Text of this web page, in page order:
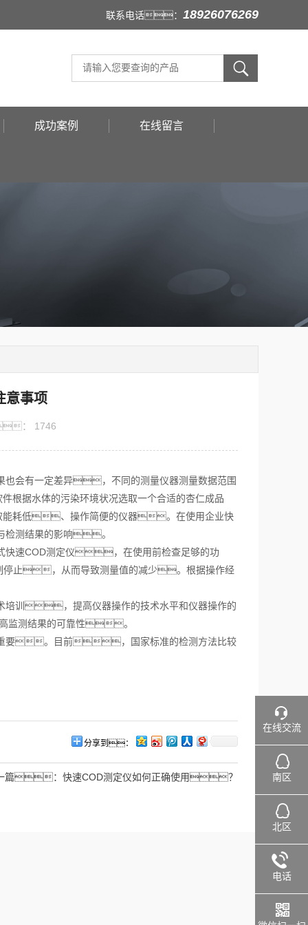
联系电话： 18926076269
成功案例 在线留言
意事项
： 1746
会有一定差异，不同的测量仪器测量数据范围
据水体的污染环境状况选取一个合适的杏仁成品
能耗低、操作简便的仪器。在使用企业快
检测结果的影响。
快速COD测定仪，在使用前检查足够的功
止，从而导致测量值的减少。根据操作经
训，提高仪器操作的技术水平和仪器操作的
监测结果的可靠性。
要。目前，国家标准的检测方法比较
分享到：
篇： 快速COD测定仪如何正确使用？
在线交流
南区
北区
电话